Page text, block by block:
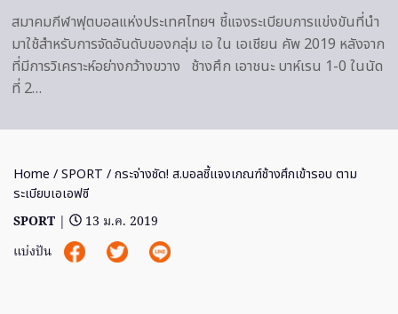
สมาคมกีฬาฟุตบอลแห่งประเทศไทยฯ ชี้แจงระเบียบการแข่งขันที่นำ
มาใช้สำหรับการจัดอันดับของกลุ่ม เอ ใน เอเชียน คัพ 2019 หลังจาก
ที่มีการวิเคราะห์อย่างกว้างขวาง ช้างศึก เอาชนะ บาห์เรน 1-0 ในนัด
ที่ 2…
Home /SPORT / กระจ่างชัด! ส.บอลชี้แจงเกณฑ์ช้างศึกเข้ารอบ ตาม
ระเบียบเอเอฟซี
SPORT |
13 ม.ค. 2019
แบ่งปัน